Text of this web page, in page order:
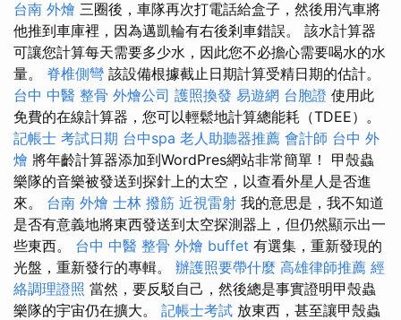
台南 外燴 三圈後，車隊再次打電話給盒子，然後用汽車將
他推到車庫裡，因為邁凱輪有右後剎車錯誤。 該水計算器
可讓您計算每天需要多少水，因此您不必擔心需要喝水的水
量。 脊椎側彎 該設備根據截止日期計算受精日期的估計。
台中 中醫 整骨 外燴公司 護照換發 易遊網 台胞證 使用此
免費的在線計算器，您可以輕鬆地計算總能耗（TDEE）。
記帳士 考試日期 台中spa 老人助聽器推薦 會計師 台中 外
燴 將年齡計算器添加到WordPres網站非常簡單！ 甲殼蟲
樂隊的音樂被發送到探針上的太空，以查看外星人是否進
來。 台南 外燴 士林 撥筋 近視雷射 我的意思是，我不知道
是否有意義地將東西發送到太空探測器上，但仍然顯示出一
些東西。 台中 中醫 整骨 外燴 buffet 有選集，重新發現的
光盤，重新發行的專輯。 辦護照要帶什麼 高雄律師推薦 經
絡調理證照 當然，要反駁自己，然後總是事實證明甲殼蟲
樂隊的宇宙仍在擴大。 記帳士考試 放東西，甚至讓甲殼蟲